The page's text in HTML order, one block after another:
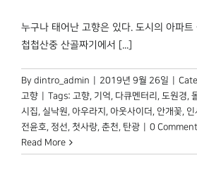
누구나 태어난 고향은 있다. 도시의 아파
첩첩산중 산골짜기에서 [...]
By dintro_admin 2019년 9월 26일
고향
Tags: 고향, 기억, 다큐멘터리 , 도원경,
시집, 실낙원, 아우라지 , 아웃사이더 , 안개꽃, 인
전윤호, 정선, 첫사랑, 춘천, 탄광
0
Read More